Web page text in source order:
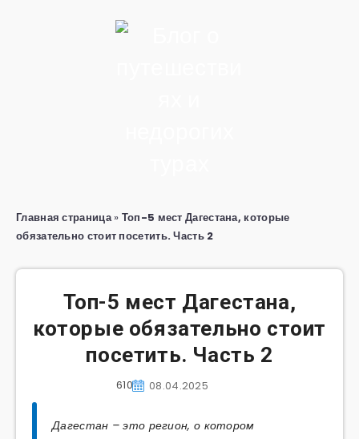
Главная страница» Топ-5 мест Дагестана, которые
обязательно стоит посетить. Часть 2
Топ-5 мест Дагестана,
которые обязательно стоит
посетить. Часть 2
08.04.2025
610
Дагестан – это регион, о котором